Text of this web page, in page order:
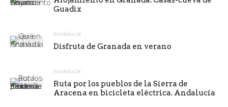
Guadix
Andalucía
Disfruta de Granada en verano
Andalucía
Ruta por los pueblos de la Sierra de
Aracena en bicicleta eléctrica. Andalucía